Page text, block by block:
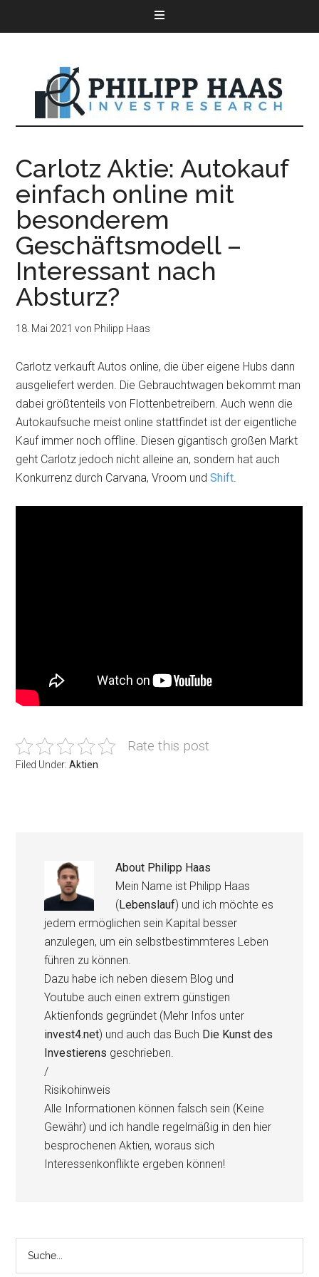
Carlotz Aktie: Autokauf
einfach online mit
besonderem
Geschäftsmodell –
Interessant nach
Absturz?
18. Mai 2021 von Philipp Haas
Carlotz verkauft Autos online, die über eigene Hubs dann
ausgeliefert werden. Die Gebrauchtwagen bekommt man
dabei größtenteils von Flottenbetreibern. Auch wenn die
Autokaufsuche meist online stattfindet ist der eigentliche
Kauf immer noch offline. Diesen gigantisch großen Markt
geht Carlotz jedoch nicht alleine an, sondern hat auch
Konkurrenz durch Carvana, Vroom undShift.
Rate this post
Filed Under:Aktien
About Philipp Haas
Mein Name ist Philipp Haas
(Lebenslauf) und ich möchte es
jedem ermöglichen sein Kapital besser
anzulegen, um ein selbstbestimmteres Leben
führen zu können.
Dazu habe ich neben diesem Blog und
Youtube auch einen extrem günstigen
Aktienfonds gegründet (Mehr Infos unter
invest4.net) und auch das Buch Die Kunst des
Investierens geschrieben.
/
Risikohinweis
Alle Informationen können falsch sein (Keine
Gewähr) und ich handle regelmäßig in den hier
besprochenen Aktien, woraus sich
Interessenkonflikte ergeben können!